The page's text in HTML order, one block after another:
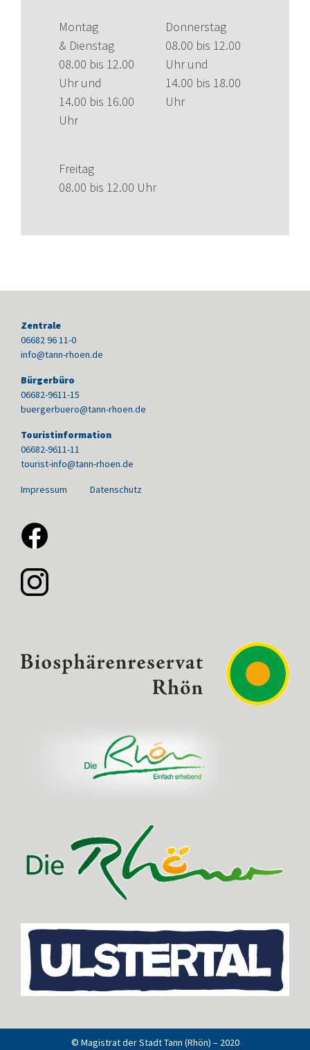
Montag
& Dienstag
08.00 bis 12.00
Uhr und
14.00 bis 16.00
Uhr
Donnerstag
08.00 bis 12.00
Uhr und
14.00 bis 18.00
Uhr
Freitag
08.00 bis 12.00 Uhr
Zentrale
06682 96 11-0
info@tann-rhoen.de
Bürgerbüro
06682-9611-15
buergerbuero@tann-rhoen.de
Touristinformation
06682-9611-11
tourist-info@tann-rhoen.de
Impressum Datenschutz
© Magistrat der Stadt Tann (Rhön) – 2020